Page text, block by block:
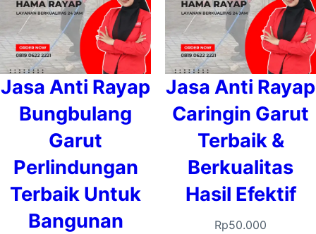
Jasa Anti Rayap
Bungbulang
Garut
Perlindungan
Terbaik Untuk
Bangunan
Jasa Anti Rayap
Caringin Garut
Terbaik &
Berkualitas
Hasil Efektif
Rp50.000